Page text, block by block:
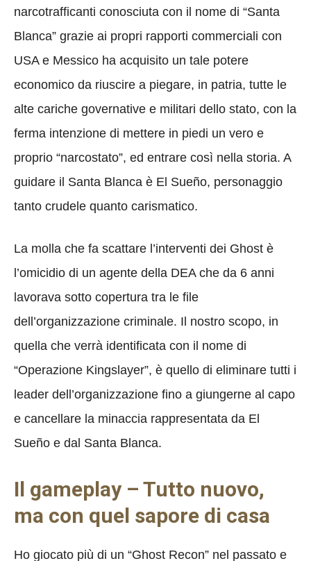
narcotrafficanti conosciuta con il nome di “Santa
Blanca” grazie ai propri rapporti commerciali con
USA e Messico ha acquisito un tale potere
economico da riuscire a piegare, in patria, tutte le
alte cariche governative e militari dello stato, con la
ferma intenzione di mettere in piedi un vero e
proprio “narcostato”, ed entrare così nella storia. A
guidare il Santa Blanca è El Sueño, personaggio
tanto crudele quanto carismatico.
La molla che fa scattare l’interventi dei Ghost è
l’omicidio di un agente della DEA che da 6 anni
lavorava sotto copertura tra le file
dell’organizzazione criminale. Il nostro scopo, in
quella che verrà identificata con il nome di
“Operazione Kingslayer”, è quello di eliminare tutti i
leader dell’organizzazione fino a giungerne al capo
e cancellare la minaccia rappresentata da El
Sueño e dal Santa Blanca.
Il gameplay – Tutto nuovo,
ma con quel sapore di casa
Ho giocato più di un “Ghost Recon” nel passato e